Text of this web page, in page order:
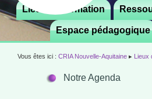
Lieux de formation
Espace pédagogique
Vous êtes ici : CRIA Nouvelle-Aquitaine ▸ Lieux
Notre Agenda